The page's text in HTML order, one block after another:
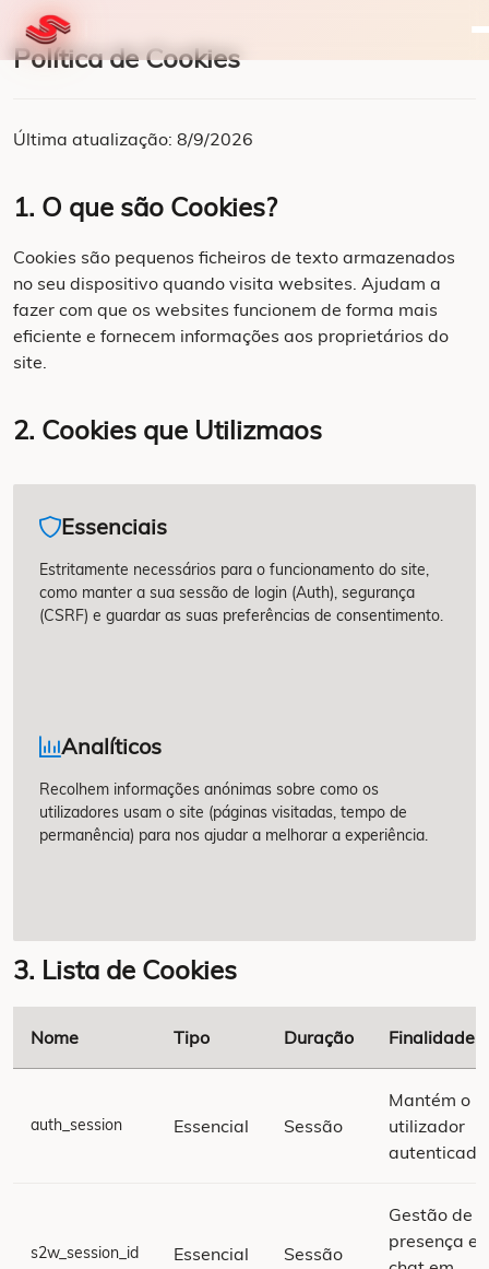
Política de Cookies
Última atualização: 8/9/2026
1. O que são Cookies?
Cookies são pequenos ficheiros de texto armazenados
no seu dispositivo quando visita websites. Ajudam a
fazer com que os websites funcionem de forma mais
eficiente e fornecem informações aos proprietários do
site.
2. Cookies que Utilizmaos
Essenciais
Estritamente necessários para o funcionamento do site,
como manter a sua sessão de login (Auth), segurança
(CSRF) e guardar as suas preferências de consentimento.
Analíticos
Recolhem informações anónimas sobre como os
utilizadores usam o site (páginas visitadas, tempo de
permanência) para nos ajudar a melhorar a experiência.
3. Lista de Cookies
Nome Tipo Duração Finalidade
auth_session Essencial Sessão
Mantém o
utilizador
s2w_session_id Essencial Sessão
Gestão de
presença e